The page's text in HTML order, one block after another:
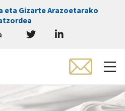
eta Gizarte Arazoetarako